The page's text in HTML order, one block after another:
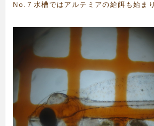
No.７水槽ではアルテミアの給餌も始ま